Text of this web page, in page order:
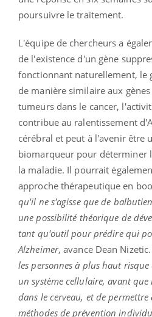
poursuivre le traitement.
L'équipe de chercheurs a
de l'existence d'un gène
fonctionnant naturellement, le
de manière similaire aux
tumeurs dans le cancer,
contribue au ralentissement
cérébral et peut à l'avenir être
biomarqueur pour déterminer
la maladie. Il pourrait
approche thérapeutique en
qu'il ne s'agisse que de
une possibilité théorique de
tant qu'outil pour prédire qui
Alzheimer, avance Dean
les personnes à plus haut
un système cellulaire, avant
dans le cerveau, et de permettre
méthodes de prévention